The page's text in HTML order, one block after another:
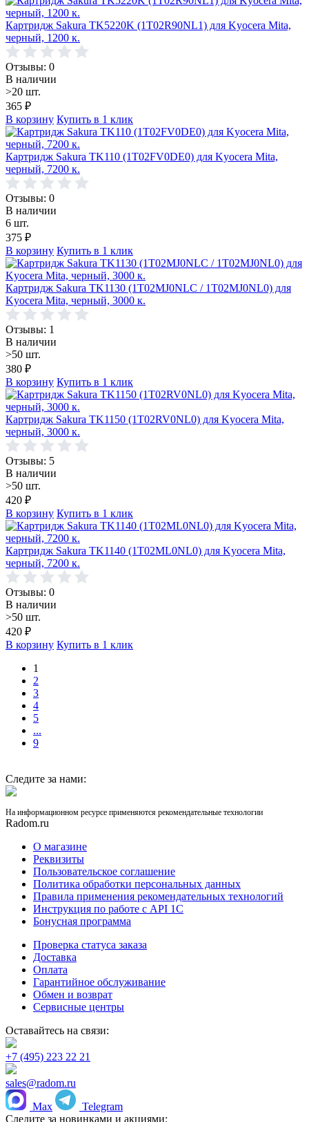
Картридж Sakura TK5220K (1T02R90NL1) для Kyocera Mita,
черный, 1200 к.
Отзывы: 0
В наличии
>20 шт.
365 ₽
В корзину Купить в 1 клик
Картридж Sakura TK110 (1T02FV0DE0) для Kyocera Mita,
черный, 7200 к.
Отзывы: 0
В наличии
6 шт.
375 ₽
В корзину Купить в 1 клик
Картридж Sakura TK1130 (1T02MJ0NLC / 1T02MJ0NL0) для
Kyocera Mita, черный, 3000 к.
Отзывы: 1
В наличии
>50 шт.
380 ₽
В корзину Купить в 1 клик
Картридж Sakura TK1150 (1T02RV0NL0) для Kyocera Mita,
черный, 3000 к.
Отзывы: 5
В наличии
>50 шт.
420 ₽
В корзину Купить в 1 клик
Картридж Sakura TK1140 (1T02ML0NL0) для Kyocera Mita,
черный, 7200 к.
Отзывы: 0
В наличии
>50 шт.
420 ₽
В корзину Купить в 1 клик
1
2
3
4
5
...
9
Следите за нами:
На информационном ресурсе применяются рекомендательные технологии
Radom.ru
О магазине
Реквизиты
Пользовательское соглашение
Политика обработки персональных данных
Правила применения рекомендательных технологий
Инструкция по работе с API 1C
Бонусная программа
Проверка статуса заказа
Доставка
Оплата
Гарантийное обслуживание
Обмен и возврат
Сервисные центры
Оставайтесь на связи:
+7 (495) 223 22 21
sales@radom.ru
Max
Telegram
Следите за новинками и акциями: